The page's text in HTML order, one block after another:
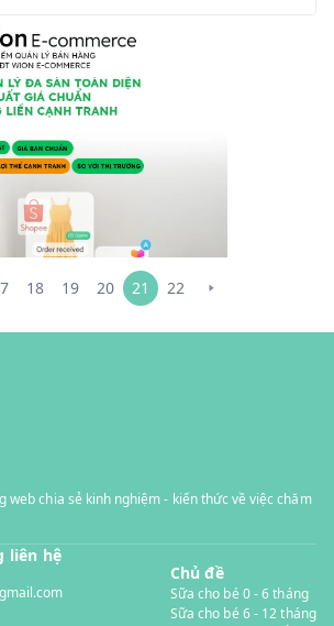
18 19 20 21 22
web chia sẻ kinh nghiệm - kiến thức về việc chăm
liên hệ
Chủ đề
Sữa cho bé 0 - 6 tháng
Sữa cho bé 6 - 12 tháng